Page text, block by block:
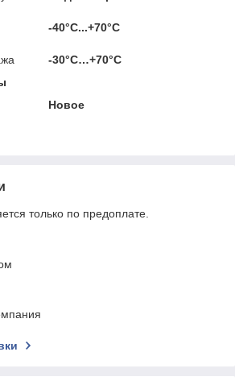
-40°С...+70°С
-30°С…+70°С
Новое
только по предоплате.